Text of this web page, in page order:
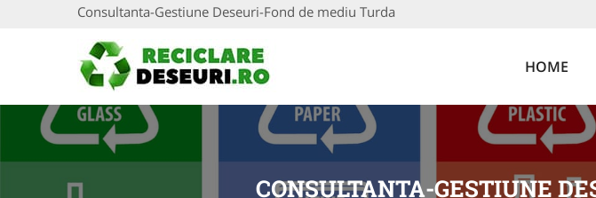
Consultanta-Gestiune Deseuri-Fond de mediu Turda
HOME
CONSULTANTA-GESTIUNE